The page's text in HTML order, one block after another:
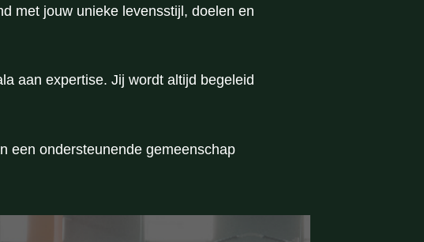
met jouw unieke levensstijl, doelen en
aan expertise. Jij wordt altijd begeleid
een ondersteunende gemeenschap